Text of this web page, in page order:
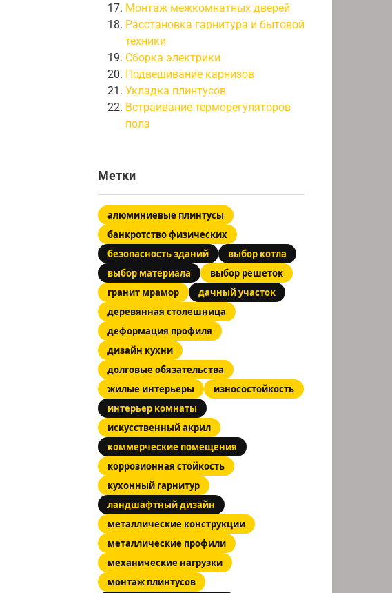
Монтаж межкомнатных дверей
Расстановка гарнитура и бытовой
техники
Сборка электрики
Подвешивание карнизов
Укладка плинтусов
Встраивание терморегуляторов
пола
Метки
алюминиевые плинтусы
банкротство физических
безопасность зданий
выбор котла
выбор материала
выбор решеток
гранит мрамор
дачный участок
деревянная столешница
деформация профиля
дизайн кухни
долговые обязательства
жилые интерьеры
износостойкость
интерьер комнаты
искусственный акрил
коммерческие помещения
коррозионная стойкость
кухонный гарнитур
ландшафтный дизайн
металлические конструкции
металлические профили
механические нагрузки
монтаж плинтусов